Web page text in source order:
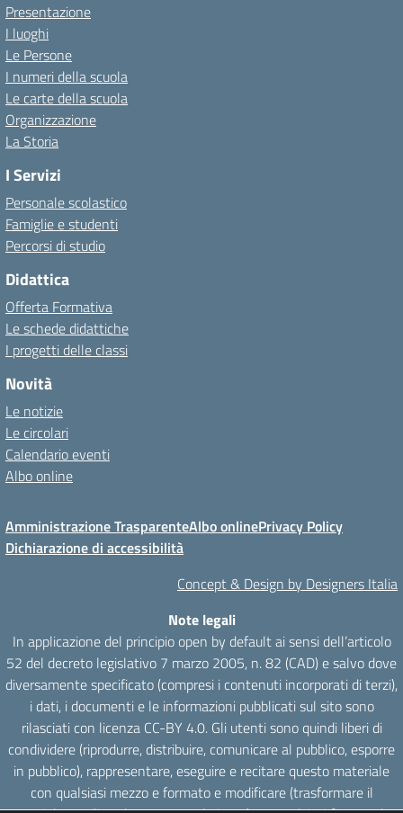
Presentazione
I luoghi
Le Persone
I numeri della scuola
Le carte della scuola
Organizzazione
La Storia
I Servizi
Personale scolastico
Famiglie e studenti
Percorsi di studio
Didattica
Offerta Formativa
Le schede didattiche
I progetti delle classi
Novità
Le notizie
Le circolari
Calendario eventi
Albo online
Amministrazione TrasparenteAlbo onlinePrivacy Policy
Dichiarazione di accessibilità
Concept & Design by Designers Italia
Note legali
In applicazione del principio open by default ai sensi dell’articolo
52 del decreto legislativo 7 marzo 2005, n. 82 (CAD) e salvo dove
diversamente specificato (compresi i contenuti incorporati di terzi),
i dati, i documenti e le informazioni pubblicati sul sito sono
rilasciati con licenza CC-BY 4.0. Gli utenti sono quindi liberi di
condividere (riprodurre, distribuire, comunicare al pubblico, esporre
in pubblico), rappresentare, eseguire e recitare questo materiale
con qualsiasi mezzo e formato e modificare (trasformare il